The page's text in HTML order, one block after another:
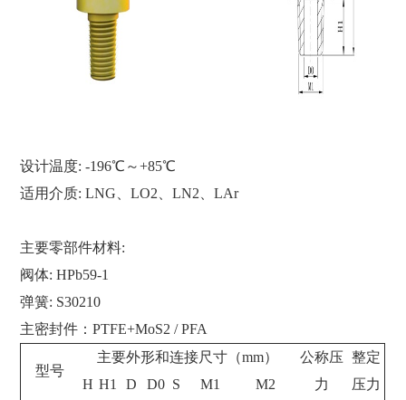
设计温度: -196℃～+85℃
适用介质: LNG、LO2、LN2、LAr
主要零部件材料:
阀体: HPb59-1
弹簧: S30210
主密封件：PTFE+MoS2 / PFA
型号
主要外形和连接尺寸（mm）
公称压
力
整定
压力
H H1 D D0 S M1 M2